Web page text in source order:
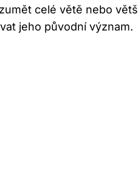
celé větě nebo
jeho původní význam.